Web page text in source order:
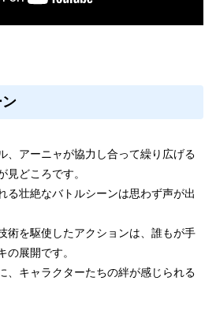
、アーニャが協力し合って繰り広げる
見どころです。
る壮絶なバトルシーンは思わず声が出
術を駆使したアクションは、誰もが手
の展開です。
、キャラクターたちの絆が感じられる